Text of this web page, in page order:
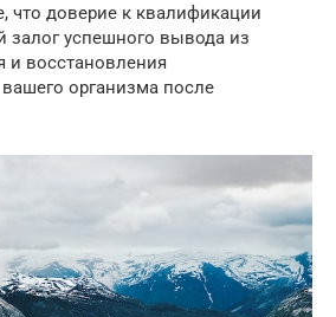
что доверие к квалификации
залог успешного вывода из
и восстановления
организма после